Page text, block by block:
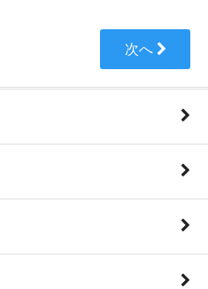
次へ